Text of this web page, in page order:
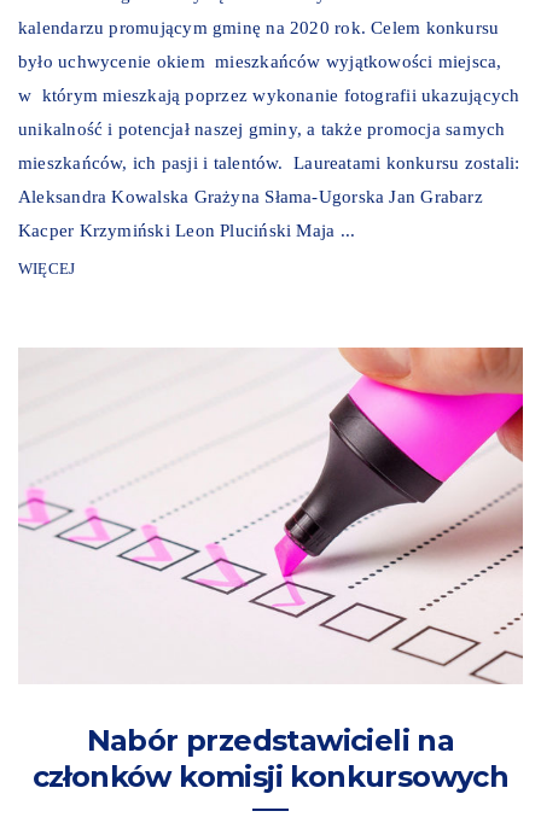
kalendarzu promującym gminę na 2020 rok. Celem konkursu
było uchwycenie okiem mieszkańców wyjątkowości miejsca,
w którym mieszkają poprzez wykonanie fotografii ukazujących
unikalność i potencjał naszej gminy, a także promocja samych
mieszkańców, ich pasji i talentów. Laureatami konkursu zostali:
Aleksandra Kowalska Grażyna Słama-Ugorska Jan Grabarz
Kacper Krzymiński Leon Pluciński Maja ...
WIĘCEJ
Nabór przedstawicieli na
członków komisji konkursowych